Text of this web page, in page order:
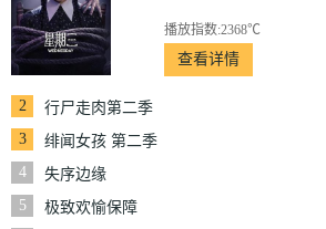
播放指数:2368℃
查看详情
2
行尸走肉第二季
3
绯闻女孩 第二季
4
失序边缘
5
极致欢愉保障